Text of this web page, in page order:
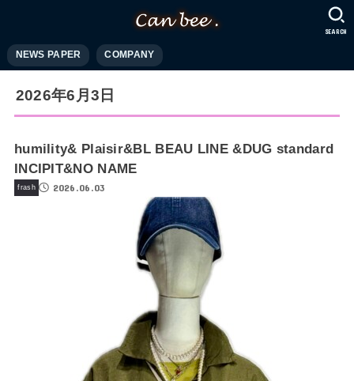
NEWS PAPER COMPANY
SEARCH
2026年6月3日
humility& Plaisir&BL BEAU LINE &DUG standard
INCIPIT&NO NAME
frash 2026.06.03